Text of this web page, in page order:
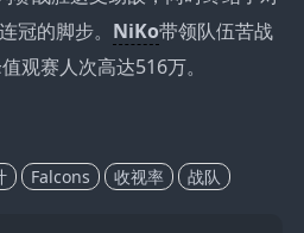
冠的脚步。 NiKo带领队伍苦战
观赛人次高达516万。
Falcons 收视率 战队